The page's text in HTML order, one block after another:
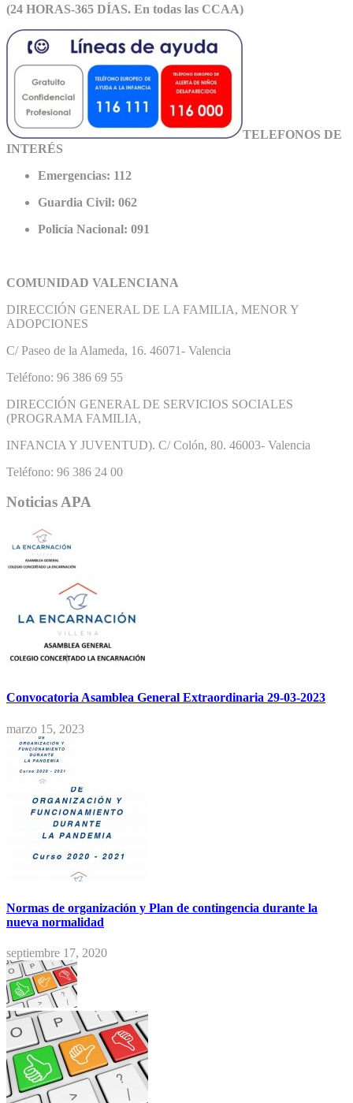
(24 HORAS-365 DÍAS. En todas las CCAA)
TELEFONOS DE
INTERÉS
Emergencias: 112
Guardia Civil: 062
Policía Nacional: 091
COMUNIDAD VALENCIANA
DIRECCIÓN GENERAL DE LA FAMILIA, MENOR Y
ADOPCIONES
C/ Paseo de la Alameda, 16. 46071- Valencia
Teléfono: 96 386 69 55
DIRECCIÓN GENERAL DE SERVICIOS SOCIALES
(PROGRAMA FAMILIA,
INFANCIA Y JUVENTUD). C/ Colón, 80. 46003- Valencia
Teléfono: 96 386 24 00
Noticias APA
Convocatoria Asamblea General Extraordinaria 29-03-2023
marzo 15, 2023
Normas de organización y Plan de contingencia durante la
nueva normalidad
septiembre 17, 2020